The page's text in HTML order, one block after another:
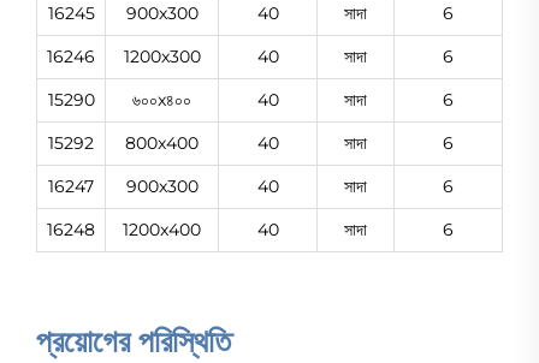
16245
900x300 40 সাদা
6
16246
1200x300 40 সাদা
6
15290
৬০০x৪০০ 40 সাদা
6
15292
800x400 40 সাদা
6
16247
900x300 40 সাদা
6
16248
1200x400 40 সাদা 6
প্রয়োগের পরিস্থিতি